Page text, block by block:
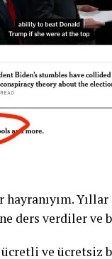
ders verdiler ve
ve ücretsiz